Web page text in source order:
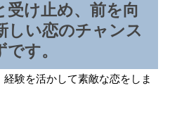
け止め、前を向
しい恋のチャンス
す。
験を活かして素敵な恋をしま